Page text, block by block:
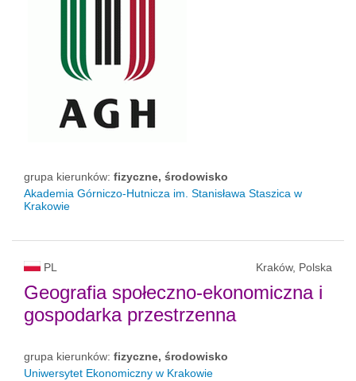
grupa kierunków: fizyczne, środowisko
Akademia Górniczo-Hutnicza im. Stanisława Staszica w
Krakowie
PL Kraków, Polska
Geografia społeczno-ekonomiczna i
gospodarka przestrzenna
grupa kierunków: fizyczne, środowisko
Uniwersytet Ekonomiczny w Krakowie